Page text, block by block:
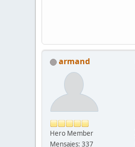
armand
Hero Member
Mensajes: 337